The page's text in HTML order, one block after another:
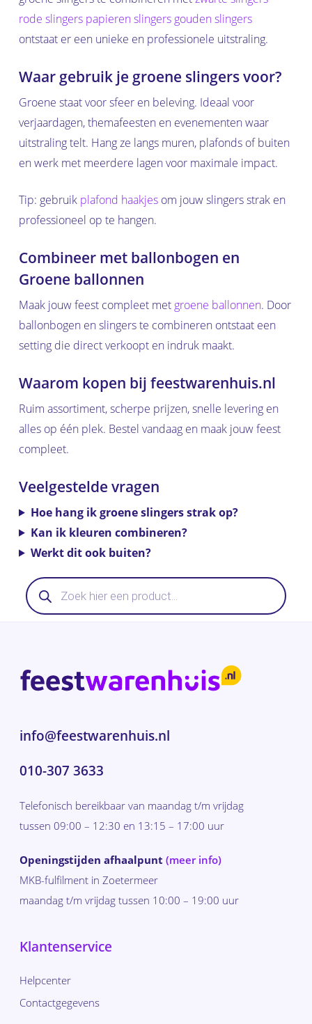
rode slingers papieren slingers gouden slingers
ontstaat er een unieke en professionele uitstraling.
Waar gebruik je groene slingers voor?
Groene staat voor sfeer en beleving. Ideaal voor
verjaardagen, themafeesten en evenementen waar
uitstraling telt. Hang ze langs muren, plafonds of buiten
en werk met meerdere lagen voor maximale impact.
Tip: gebruik plafond haakjesom jouw slingers strak en
professioneel op te hangen.
Combineer met ballonbogen en
Groene ballonnen
Maak jouw feest compleet met groene ballonnen. Door
ballonbogen en slingers te combineren ontstaat een
setting die direct verkoopt en indruk maakt.
Waarom kopen bij feestwarenhuis.nl
Ruim assortiment, scherpe prijzen, snelle levering en
alles op één plek. Bestel vandaag en maak jouw feest
compleet.
Veelgestelde vragen
Hoe hang ik groene slingers strak op?
Kan ik kleuren combineren?
Werkt dit ook buiten?
Producten
zoeken
info@feestwarenhuis.nl
010-307 3633
Telefonisch bereikbaar van maandag t/m vrijdag
tussen 09:00 – 12:30 en 13:15 – 17:00 uur
Openingstijden afhaalpunt (meer info)
MKB-fulfilment in Zoetermeer
maandag t/m vrijdag tussen 10:00 – 19:00 uur
Klantenservice
Helpcenter
Contactgegevens